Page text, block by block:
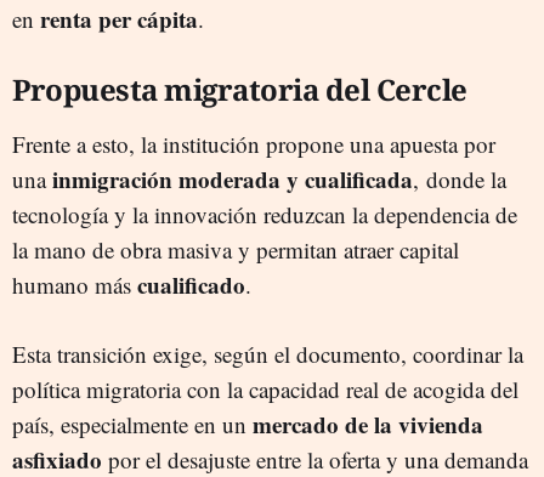
en renta per cápita.
Propuesta migratoria del Cercle
Frente a esto, la institución propone una apuesta por
unainmigración moderada y cualificada, donde la
tecnología y la innovación reduzcan la dependencia de
la mano de obra masiva y permitan atraer capital
humano más cualificado.
Esta transición exige, según el documento, coordinar la
política migratoria con la capacidad real de acogida del
país, especialmente en un mercado de la vivienda
asfixiado por el desajuste entre la oferta y una demanda